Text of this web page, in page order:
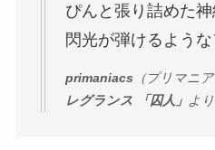
ぴんと張り詰めた
閃光が弾けるような
primaniacs （プリマニ
レグランス 「囚人」 より